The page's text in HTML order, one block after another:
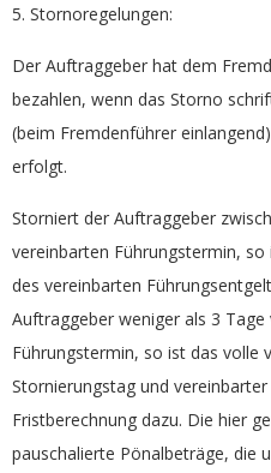
5. Stornoregelungen:
Der Auftraggeber hat dem
bezahlen, wenn das Storno
(beim Fremdenführer
erfolgt.
Storniert der Auftraggeber
vereinbarten Führungstermin,
des vereinbarten
Auftraggeber weniger als 3
Führungstermin, so ist das volle
Stornierungstag und
Fristberechnung dazu. Die hier
pauschalierte Pönalbeträge, die